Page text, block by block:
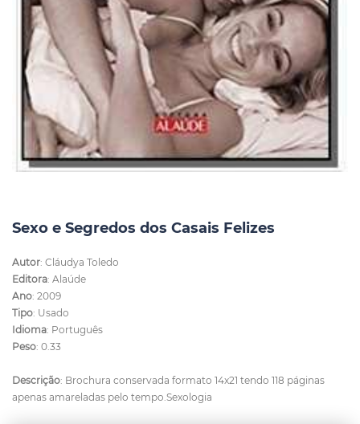
Sexo e Segredos dos Casais Felizes
Autor: Cláudya Toledo
Editora: Alaúde
Ano: 2009
Tipo: Usado
Idioma: Português
Peso: 0.33
Descrição: Brochura conservada formato 14x21 tendo 118 páginas
apenas amareladas pelo tempo.Sexologia